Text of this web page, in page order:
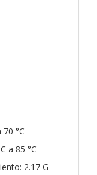
°C
a 85 °C
2.17 G